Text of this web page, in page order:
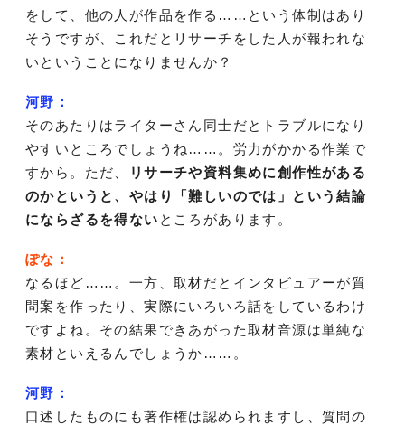
をして、他の人が作品を作る……という体制はあり
そうですが、これだとリサーチをした人が報われな
いということになりませんか？
河野：
そのあたりはライターさん同士だとトラブルになり
やすいところでしょうね……。労力がかかる作業で
すから。ただ、
リサーチや資料集めに創作性がある
のかというと、やはり「難しいのでは」という結論
にならざるを得ない ところがあります。
ぽな：
なるほど……。一方、取材だとインタビュアーが質
問案を作ったり、実際にいろいろ話をしているわけ
ですよね。その結果できあがった取材音源は単純な
素材といえるんでしょうか……。
河野：
口述したものにも著作権は認められますし、質問の